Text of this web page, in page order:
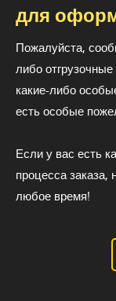
для
Пожалуйста,
либо
какие-либо
есть особые
Если у вас есть
процесса заказа,
любое время!